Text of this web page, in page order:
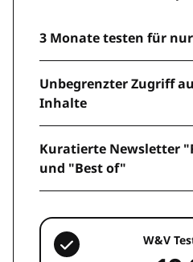
3 Monate testen für nur
Unbegrenzter Zugriff
Inhalte
Kuratierte Newsletter
und "Best of"
W&V